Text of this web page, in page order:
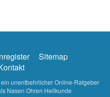
Sitemap
unentbehrlicher Online-Ratgeber
Nasen Ohren Heilkunde